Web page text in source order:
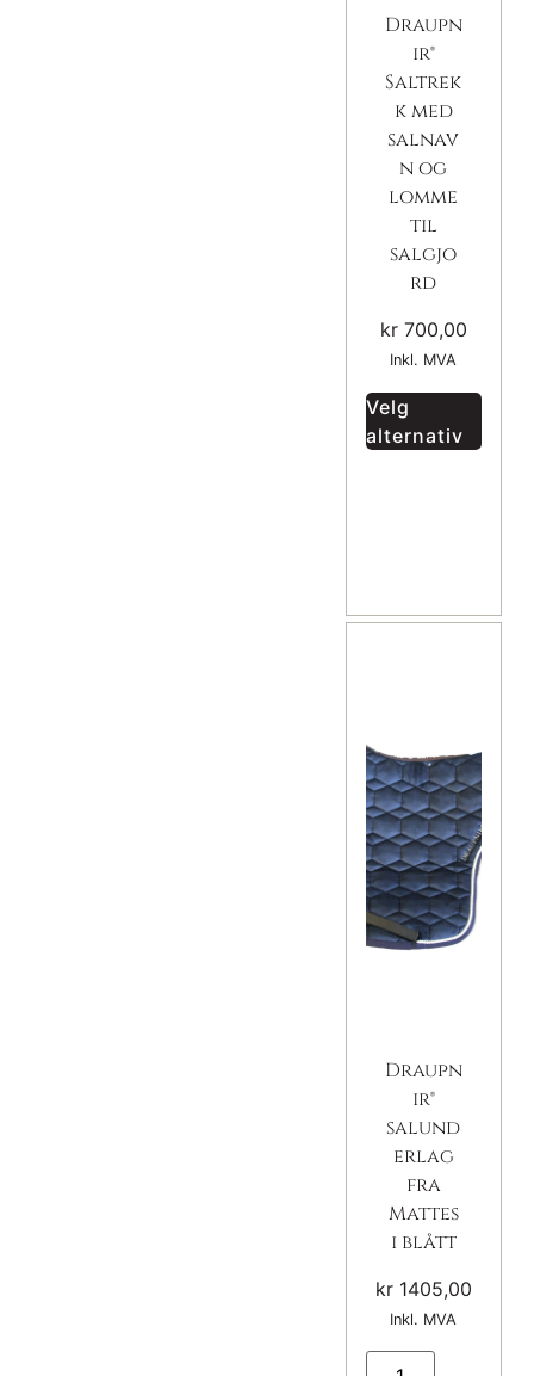
Draupn
ir®
Saltrek
k med
salnav
n og
lomme
til
salgjo
rd
kr700,00
Inkl. MVA
Velg
alternativ
Draupn
ir®
salund
erlag
fra
Mattes
i blått
kr1405,00
Inkl. MVA